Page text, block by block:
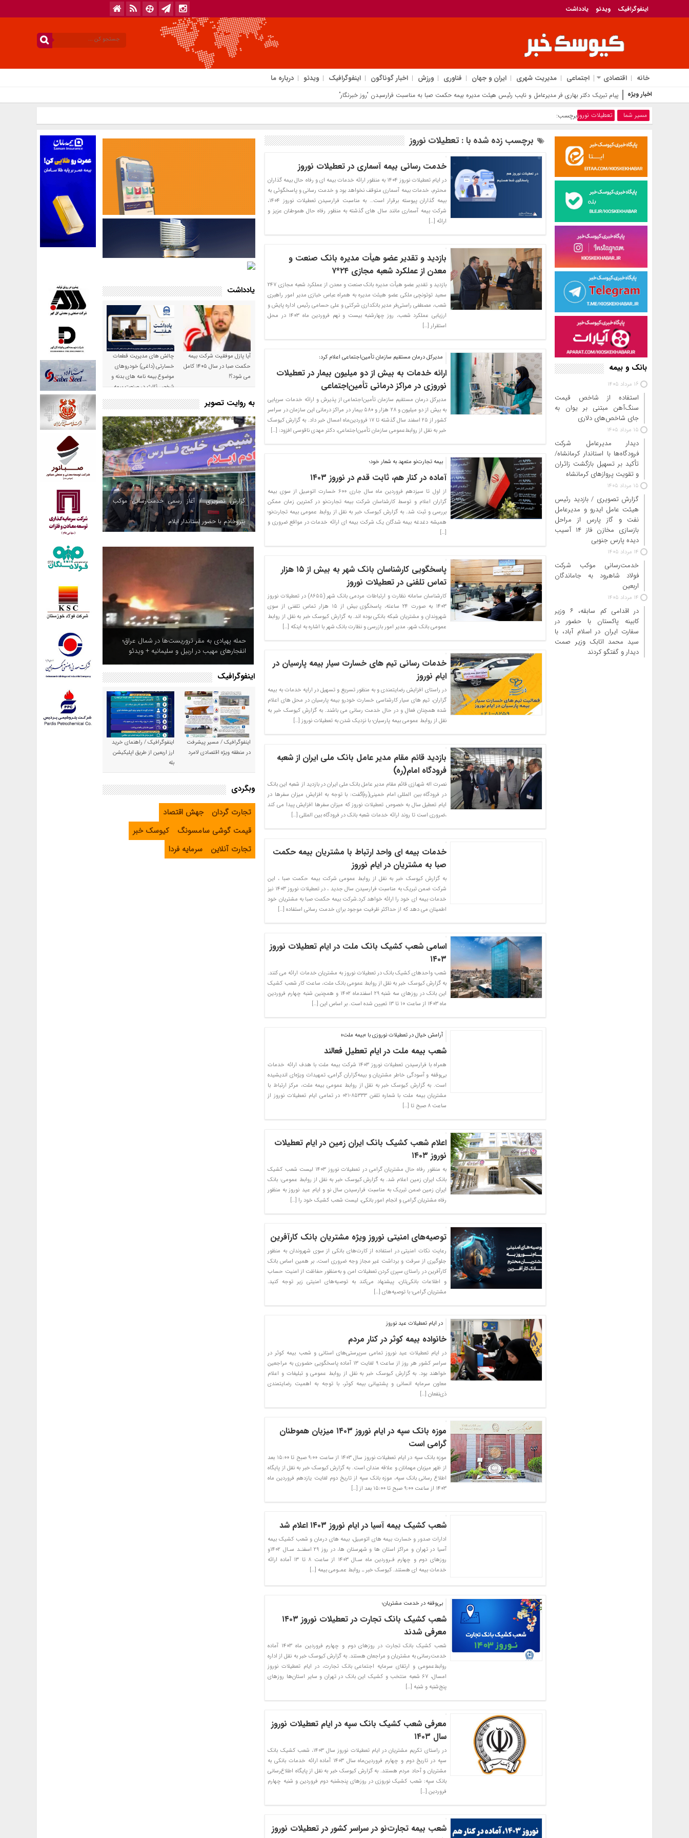
اینفوگرافیک ویدئو یادداشت
خانه اقتصادی اجتماعی مدیریت شهری ایران و جهان فناوری ورزش اخبار گوناگون اینفوگرافیک ویدئو درباره ما
اخبار ویژه پیام م
مسیر شما برچسب:تعطیلات نوروز
بانک و بیمه
16 مرداد 1405
استفاده از شاخص قیمت
سنگ‌آهن مبتنی بر یوان به
جای شاخص‌های دلاری
15 مرداد 1405
دیدار مدیرعامل شرکت
فرودگاه‌ها با استاندار کرمانشاه/
تأکید بر تسهیل بازگشت زائران
و تقویت پروازهای کرمانشاه
15 مرداد 1405
گزارش تصویری / بازدید رئیس
هیئت عامل ایدرو و مدیرعامل
نفت و گاز پارس از مراحل
بازسازی مخازن فاز ۱۴ آسیب
دیده پارس جنوبی
14 مرداد 1405
خدمت‌رسانی موکب شرکت
فولاد شاهرود به جاماندگان
اربعین
14 مرداد 1405
در اقدامی کم سابقه، ۶ وزیر
کابینه پاکستان با حضور در
سفارت ایران در اسلام آباد، با
سید محمد اتابک وزیر صمت
دیدار و گفتگو کردند
برچسب زده شده با : تعطیلات نوروز
خدمت رسانی بیمه آسماری در تعطیلات نوروز
در ایام تعطیلات نوروز ۱۴۰۴ به منظور ارائه خدمات بیمه ای و رفاه حال بیمه گذاران
محترم، خدمات بیمه آسماری متوقف نخواهد بود و خدمت رسانی و پاسخگوئی به
بیمه گذاران پیوسته برقرار است… به مناسبت فرارسیدن تعطیلات نوروز ۱۴۰۴،
شرکت بیمه آسماری مانند سال های گذشته به منظور رفاه حال هموطنان عزیز و
ارائه […]
بازدید و تقدیر عضو هیأت مدیره بانک صنعت و
معدن از عملکرد شعبه مجازی ۲۴*۷
بازدید و تقدیر عضو هیأت مدیره بانک صنعت و معدن از عملکرد شعبه مجازی ۲۴۷
سعید توتونچی ملکی عضو هیئت مدیره به همراه عباس خبازی مدیر امور راهبری
شعب، مصطفی راستی‌فر مدیر بانکداری شرکتی و علی حسامی رئیس اداره پایش و
ارزیابی عملکرد شعب، روز چهارشنبه بیست و نهم فروردین ماه ۱۴۰۳ در محل
استقرار […]
مدیرکل درمان مستقیم سازمان تأمین‌اجتماعی اعلام کرد:
ارائه خدمات به بیش از دو میلیون بیمار در تعطیلات
نوروزی در مراکز درمانی تأمین‌اجتماعی
مدیرکل درمان مستقیم سازمان تأمین‌اجتماعی از پذیرش و ارائه خدمات سرپایی
به بیش از دو میلیون و ۲۸ هزار و ۵۸۰ بیمار در مراکز درمانی این سازمان در سراسر
کشور از ۲۵ اسفند سال گذشته تا ۱۷ فروردین‌ماه امسال خبر داد. به گزارش کیوسک
خبر به نقل از روابط‌عمومی سازمان تأمین‌اجتماعی، دکتر مهدی ناقوسی افزود: […]
بیمه تجارت‌نو متعهد به شعار خود؛
آماده در کنار هم، ثابت قدم در نوروز ۱۴۰۳
از اول تا سیزدهم فروردین ماه سال جاری ۶۰۰ خسارت اتومبیل از سوی بیمه
گزاران اعلام و توسط کارشناسان شرکت بیمه تجارت‌نو در کمترین زمان ممکن
بررسی و ثبت شد. به گزارش کیوسک خبر به نقل از روابط عمومی بیمه تجارت‌نو؛
همیشه دغدغه بیمه شدگان یک شرکت بیمه ای ارائه خدمات در مواقع ضروری و
[…]
پاسخگویی کارشناسان بانک شهر به بیش از ۱۵ هزار
تماس تلفنی در تعطیلات نوروز
کارشناسان سامانه نظارت و ارتباطات مردمی بانک شهر (۸۶۵۵) در تعطیلات نوروز
۱۴۰۳ به صورت ۲۴ ساعته، پاسخگوی بیش از ۱۵ هزار تماس تلفنی از سوی
شهروندان و مشتریان شبکه بانکی بوده اند. به گزارش کیوسک خبر به نقل از روابط
عمومی بانک شهر، مدیر امور بازرسی و نظارت بانک شهر با اشاره به اینکه […]
خدمات رسانی تیم های خسارت سیار بیمه پارسیان در
ایام نوروز
در راستای افزایش رضایتمندی و به منظور تسریع و تسهیل در ارایه خدمات به بیمه
گزاران، تیم های سیار کارشناسی خسارت خودرو بیمه پارسیان در محل های اعلام
شده همچنان فعال و در حال خدمت رسانی می باشند. به گزارش کیوسک خبر به
نقل از روابط عمومی بیمه پارسیان؛ با نزدیک شدن به تعطیلات نوروز […]
بازدید قائم مقام مدیر عامل بانک ملی ایران از شعبه
فرودگاه امام(ره)
نصرت اله شهبازی قائم مقام مدیر عامل بانک ملی ایران در بازدید از شعبه این بانک
در فرودگاه بین المللی امام خمینی(ره)گفت: با توجه به افزایش میزان سفرها در
ایام تعطیل سال به خصوص تعطیلات نوروز که میزان سفرها افزایش پیدا می کند
،ضروری است تا روند ارائه خدمات شعبه بانک در فرودگاه بین المللی […]
خدمات بیمه ای واحد ارتباط با مشتریان بیمه حکمت
صبا به مشتریان در ایام نوروز
به گزارش کیوسک خبر به نقل از روابط عمومی شرکت بیمه حکمت صبا ، این
شرکت ضمن تبریک به مناسبت فرارسیدن سال جدید ، در تعطیلات نوروز ۱۴۰۳ نیز
خدمات بیمه ای خود را ارائه خواهد کرد.شرکت بیمه حکمت صبا به مشتریان خود
اطمینان می دهد که از حداکثر ظرفیت موجود برای خدمت رسانی استفاده […]
اسامی شعب کشیک بانک ملت در ایام تعطیلات نوروز
۱۴۰۳
شعب واحدهای کشیک بانک در تعطیلات نوروز به مشتریان خدمات ارائه می کنند.
به گزارش کیوسک خبر به نقل از روابط عمومی بانک ملت، ساعت کار شعب کشیک
این بانک در روزهای سه شنبه ۲۹ اسفندماه ۱۴۰۲ و همچنین شنبه چهارم فروردین
ماه ۱۴۰۳ از ساعت ۱۰ تا ۱۳ تعیین شده است. بر اساس این […]
آرامش خیال در تعطیلات نوروزی با «بیمه ملت»
شعب بیمه ملت در ایام تعطیل فعالند
همراه با فرارسیدن تعطیلات نوروز ۱۴۰۳ شرکت بیمه ملت با هدف ارائه خدمات
بی‌وقفه و آسودگی خاطر مشتریان و بیمه‌گزاران گرامی، تمهیدات ویژه‌ای اندیشیده
است. به گزارش کیوسک خبر به نقل از روابط عمومی بیمه ملت، مرکز ارتباط با
مشتریان بیمه ملت با شماره تلفن ۸۵۳۳۳-۰۲۱ در تمامی ایام تعطیلات نوروز از
ساعت ۸ صبح تا […]
اعلام شعب کشیک بانک ایران زمین در ایام تعطیلات
نوروز ۱۴۰۳
به منظور رفاه حال مشتریان گرامی در تعطیلات نوروز ۱۴۰۳ لیست شعب کشیک
بانک ایران زمین اعلام شد. به گزارش کیوسک خبر به نقل از روابط عمومی: بانک
ایران زمین ضمن تبریک به مناسبت فرارسیدن سال نو و ایام عید نوروز به منظور
رفاه مشتریان گرامی و انجام امور بانکی، لیست شعب کشیک خود را […]
توصیه‌های امنیتی نوروز ویژه مشتریان بانک کارآفرین
رعایت نکات امنیتی در استفاده از کارت‌های بانکی از سوی شهروندان به منظور
جلوگیری از سرقت و برداشت غیر مجاز وجه ضروری است، بر همین اساس بانک
کارآفرین در راستای سپری کردن تعطیلات امن و به‌منظور حفاظت از امنیت حساب
و اطلاعات بانکی‌تان، پیشنهاد می‌کند به توصیه‌های امنیتی زیر توجه کنید.
مشتریان گرامی؛ با توصیه‌های […]
در ایام تعطیلات عید نوروز
خانواده بیمه کوثر در کنار مردم
در ایام تعطیلات عید نوروز تمامی سرپرستی‌های استانی و شعب بیمه کوثر در
سراسر کشور هر روز از ساعت ۹ لغایت ۱۳ آماده پاسخگویی حضوری به مراجعین
خواهند بود. به گزارش کیوسک خبر به نقل از روابط عمومی و تبلیغات و اعلام
معاون سرمایه انسانی و پشتیبانی بیمه کوثر، با توجه به اهمیت رضایتمندی
ذی‌نفعان […]
موزه بانک سپه در ایام نوروز ۱۴۰۳ میزبان هموطنان
گرامی است
موزه بانک سپه در ایام تعطیلات نوروز سال ۱۴۰۳ از ساعت ۹:۰۰ صبح تا ۱۵:۰۰ بعد
از ظهر میزبان مهمانان و علاقه مندان است. به گزارش کیوسک خبر به نقل از پایگاه
اطلاع رسانی بانک سپه، موزه بانک سپه از تاریخ دوم لغایت یازدهم فروردین ماه
۱۴۰۳ از ساعت ۹:۰۰ صبح تا ۱۵:۰۰ بعد از […]
شعب کشیک بیمه آسیا در ایام نوروز ۱۴۰۳ اعلام شد
ادارات صدور و خسارت بیمه های اتومبیل، بیمه های درمان و شعب کشیک بیمه
آسیا در تهران و مراکز استان ها و شهرستان ها، در روز ۲۹ اسفنـد سـال ۱۴۰۲و
روزهای دوم و چهارم فـروردین ماه سـال ۱۴۰۳ از ساعت ۸ تا ۱۳ آماده ارائه
خدمات بیمه ای هستند. کیوسک خبر ـ روابط عمـومی بیمه […]
بی‌وقفه در خدمت مشتریان؛
شعب کشیک بانک تجارت در تعطیلات نوروز ۱۴۰۳
معرفی شدند
شعب کشیک بانک تجارت در روزهای دوم و چهارم فروردین ماه ۱۴۰۳ آماده
خدمت‌رسانی به مشتریان و مراجعان هستند. به گزارش کیوسک خبر به نقل از اداره
روابط‌عمومی و ارتقای سرمایه اجتماعی بانک تجارت، در ایام تعطیلات نوروز
امسال، ۶۷ شعبه منتخب و کشیک این بانک در تهران و سایر استان‌ها روزهای
پنج‌شنبه و شنبه […]
معرفی شعب کشیک بانک سپه در ایام تعطیلات نوروز
سال ۱۴۰۳
در راستای تکریم مشتریان در ایام تعطیلات نوروز سال ۱۴۰۳، شعب کشیک بانک
سپه در تاریخ دوم و چهارم فروردین‌ماه سال ۱۴۰۳ آماده ارائه خدمات بانکی به
مشتریان و آحاد مردم هستند. به گزارش کیوسک خبر به نقل از پایگاه اطلاع‌رسانی
بانک سپه: شعب کشیک نوروزی در روزهای پنجشنبه دوم فروردین و ‌شنبه چهارم
فروردین […]
شعب بیمه تجارت‌نو در سراسر کشور در تعطیلات نوروز
یادداشت
آیا پازل موفقیت شرکت بیمه
حکمت صبا در سال ۱۴۰۵ کامل
می شود؟!
چالش های مدیریت قطعات
خسارتی (داغی) خودروهای
موضوع بیمه نامه های بدنه و
شخص ثالث در صنعت بیمه
به روایت تصویر
گزارش تصویری / آغاز رسمی خدمت‌رسانی موکب
پتروخادم با حضور استاندار ایلام
حمله پهپادی به مقر تروریست‌ها در شمال عراق؛
انفجارهای مهیب در اربیل و سلیمانیه + ویدئو
اینفوگرافیک
اینفوگرافیک / مسیر پیشرفت
در منطقه ویژه اقتصادی لامرد
اینفوگرافیک / راهنمای خرید
ارز اربعین از طریق اپلیکیشن
بله
وبگردی
تجارت گردان
جهش اقتصاد
قیمت گوشی سامسونگ
کیوسک خبر
تجارت آنلاین
سرمایه فردا